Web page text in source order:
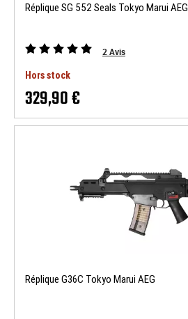
Réplique SG 552 Seals Tokyo Marui AEG
2Avis
Hors stock
329,90 €
Réplique G36C Tokyo Marui AEG